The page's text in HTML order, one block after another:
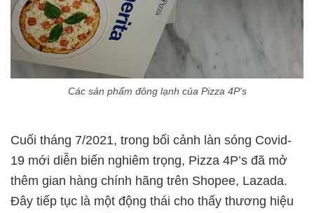
Các sản phẩm đông lạnh của Pizza 4P's
Cuối tháng 7/2021, trong bối cảnh làn sóng Covid-
19 mới diễn biến nghiêm trọng, Pizza 4P’s đã mở
thêm gian hàng chính hãng trên Shopee, Lazada.
Đây tiếp tục là một động thái cho thấy thương hiệu